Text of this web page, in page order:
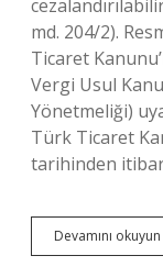
md. 204/2).
Ticaret
Vergi Usul
Yönetmeliği)
Türk Ticaret
tarihinden
Devamını okuyun